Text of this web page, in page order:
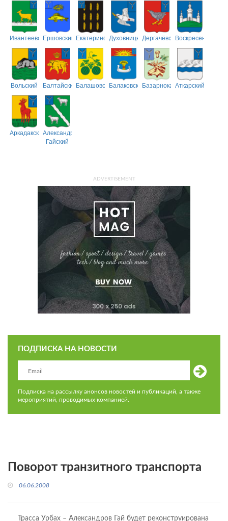
ИвантеевскийЕршовский ЕкатериновскийДуховницкийДергачёвскийВоскресенский
Вольский БалтайскийБалашовскийБалаковскийБазарнокарабулакский
Аткарский
АркадакскийАлександрово-
Гайский
ADVERTISEMENT
ПОДПИСКА НА НОВОСТИ
Подписка на рассылку анонсов новостей и публикаций, а также
мероприятий, проводимых компанией.
Поворот транзитного транспорта
06.06.2008
Трасса Урбах – Александров Гай будет реконструирована